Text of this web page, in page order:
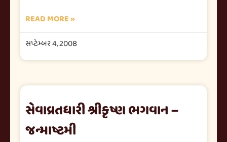
READ MORE »
સપ્ટેમ્બર 4, 2008
સેવાવ્રતધારી શ્રીકૃષ્ણ ભગવાન –
જન્માષ્ટમી